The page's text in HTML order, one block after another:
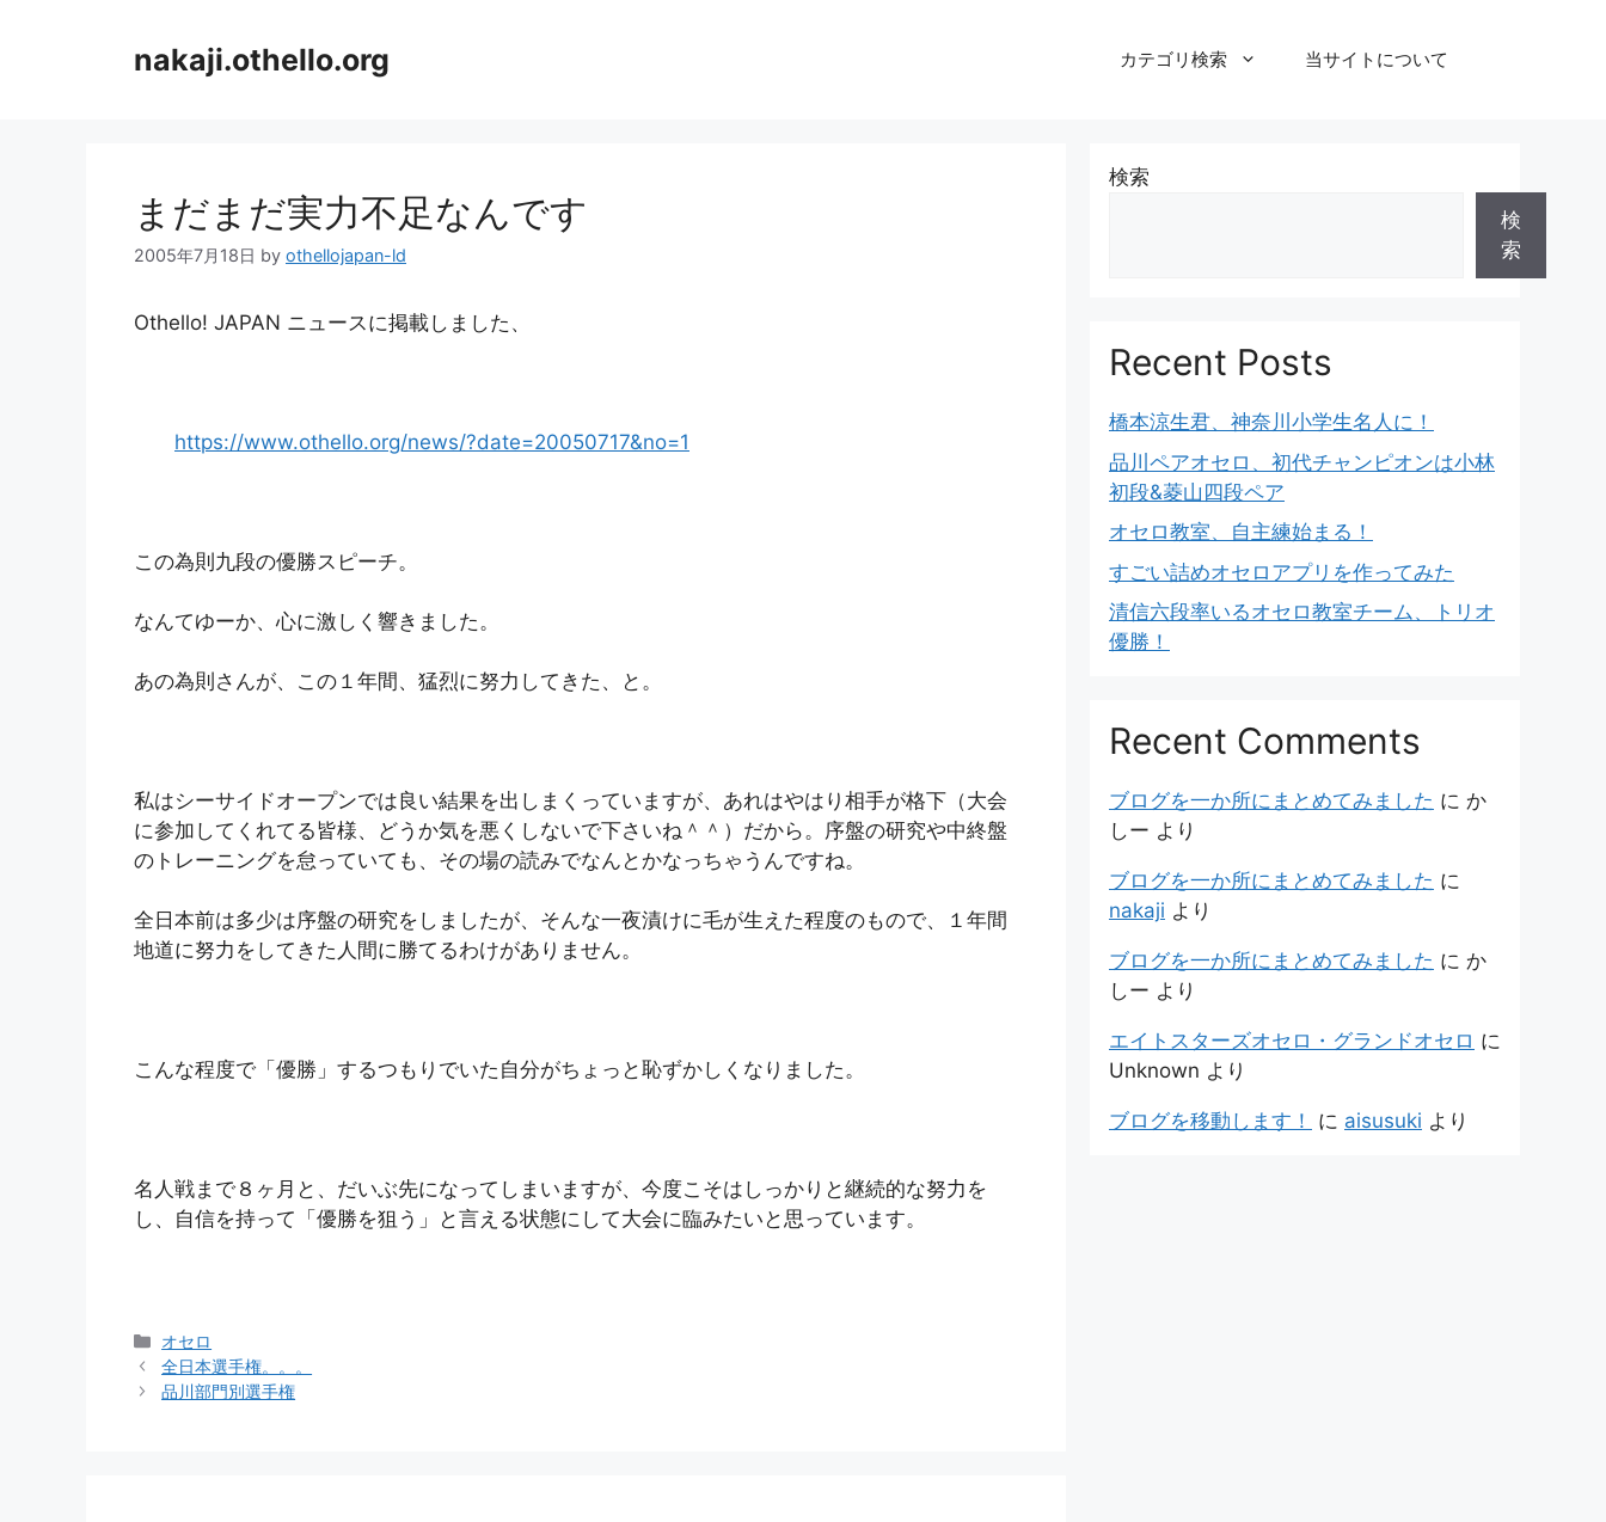
nakaji.othello.org カテゴリ検索 当サイトについて
まだまだ実力不足なんです
2005年7月18日 by othellojapan-ld
Othello! JAPAN ニュースに掲載しました、
https://www.othello.org/news/?date=20050717&no=1
この為則九段の優勝スピーチ。
なんてゆーか、心に激しく響きました。
あの為則さんが、この１年間、猛烈に努力してきた、と。
私はシーサイドオープンでは良い結果を出しまくっていますが、あれはやはり相手が格下（大会
に参加してくれてる皆様、どうか気を悪くしないで下さいね＾＾）だから。序盤の研究や中終盤
のトレーニングを怠っていても、その場の読みでなんとかなっちゃうんですね。
全日本前は多少は序盤の研究をしましたが、そんな一夜漬けに毛が生えた程度のもので、１年間
地道に努力をしてきた人間に勝てるわけがありません。
こんな程度で「優勝」するつもりでいた自分がちょっと恥ずかしくなりました。
名人戦まで８ヶ月と、だいぶ先になってしまいますが、今度こそはしっかりと継続的な努力を
し、自信を持って「優勝を狙う」と言える状態にして大会に臨みたいと思っています。
カ
テ
ゴ
オセロ
全日本選手権。。。
品川部門別選手権
検索
検
索
Recent Posts
橋本涼生君、神奈川小学生名人に！
品川ペアオセロ、初代チャンピオンは小林
初段&菱山四段ペア
オセロ教室、自主練始まる！
すごい詰めオセロアプリを作ってみた
清信六段率いるオセロ教室チーム、トリオ
優勝！
Recent Comments
ブログを一か所にまとめてみました に か
しー より
ブログを一か所にまとめてみました に
nakaji より
ブログを一か所にまとめてみました に か
しー より
エイトスターズオセロ・グランドオセロ に
Unknown より
ブログを移動します！ に aisusuki より